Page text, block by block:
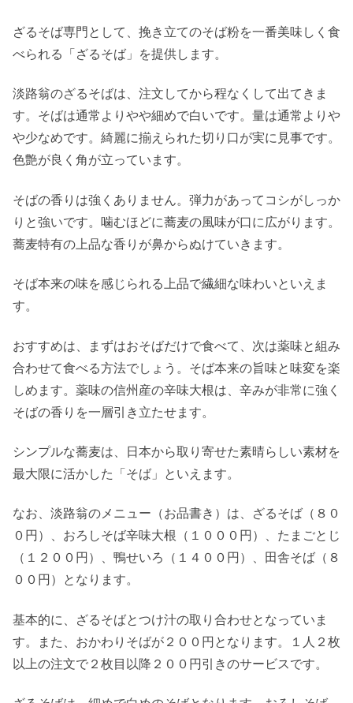
ざるそば専門として、挽き立てのそば粉を一番美味しく食
べられる「ざるそば」を提供します。
淡路翁のざるそばは、注文してから程なくして出てきま
す。そばは通常よりやや細めで白いです。量は通常よりや
や少なめです。綺麗に揃えられた切り口が実に見事です。
色艶が良く角が立っています。
そばの香りは強くありません。弾力があってコシがしっか
りと強いです。噛むほどに蕎麦の風味が口に広がります。
蕎麦特有の上品な香りが鼻からぬけていきます。
そば本来の味を感じられる上品で繊細な味わいといえま
す。
おすすめは、まずはおそばだけで食べて、次は薬味と組み
合わせて食べる方法でしょう。そば本来の旨味と味変を楽
しめます。薬味の信州産の辛味大根は、辛みが非常に強く
そばの香りを一層引き立たせます。
シンプルな蕎麦は、日本から取り寄せた素晴らしい素材を
最大限に活かした「そば」といえます。
なお、淡路翁のメニュー（お品書き）は、ざるそば（８０
０円）、おろしそば辛味大根（１０００円）、たまごとじ
（１２００円）、鴨せいろ（１４００円）、田舎そば（８
００円）となります。
基本的に、ざるそばとつけ汁の取り合わせとなっていま
す。また、おかわりそばが２００円となります。１人２枚
以上の注文で２枚目以降２００円引きのサービスです。